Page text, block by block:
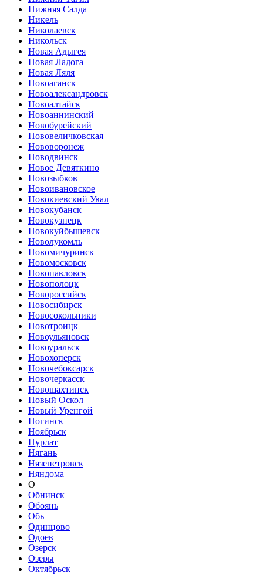
Нижняя Салда
Никель
Николаевск
Никольск
Новая Адыгея
Новая Ладога
Новая Ляля
Новоаганск
Новоалександровск
Новоалтайск
Новоаннинский
Новобурейский
Нововеличковская
Нововоронеж
Новодвинск
Новое Девяткино
Новозыбков
Новоивановское
Новокиевский Увал
Новокубанск
Новокузнецк
Новокуйбышевск
Новолукомль
Новомичуринск
Новомосковск
Новопавловск
Новополоцк
Новороссийск
Новосибирск
Новосокольники
Новотроицк
Новоульяновск
Новоуральск
Новохоперск
Новочебоксарск
Новочеркасск
Новошахтинск
Новый Оскол
Новый Уренгой
Ногинск
Ноябрьск
Нурлат
Нягань
Нязепетровск
Няндома
О
Обнинск
Обоянь
Обь
Одинцово
Одоев
Озерск
Озеры
Октябрьск